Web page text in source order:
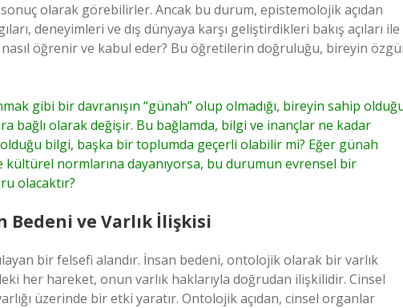
olarak görebilirler. Ancak bu durum, epistemolojik açıdan
deneyimleri ve dış dünyaya karşı geliştirdikleri bakış açıları ile
öğrenir ve kabul eder? Bu öğretilerin doğruluğu, bireyin
gibi bir davranışın “günah” olup olmadığı, bireyin sahip
bağlı olarak değişir. Bu bağlamda, bilgi ve inançlar ne kadar
bilgi, başka bir toplumda geçerli olabilir mi? Eğer günah
kültürel normlarına dayanıyorsa, bu durumun evrensel bir
olacaktır?
ve Varlık İlişkisi
bir felsefi alandır. İnsan bedeni, ontolojik olarak bir varlık
her hareket, onun varlık haklarıyla doğrudan ilişkilidir. Cinsel
üzerinde bir etki yaratır. Ontolojik açıdan, cinsel organlar